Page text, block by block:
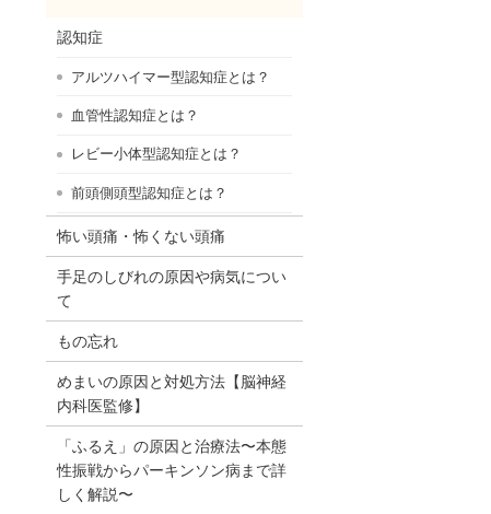
認知症
アルツハイマー型認知症とは？
血管性認知症とは？
レビー小体型認知症とは？
前頭側頭型認知症とは？
怖い頭痛・怖くない頭痛
手足のしびれの原因や病気につい
て
もの忘れ
めまいの原因と対処方法【脳神経
内科医監修】
「ふるえ」の原因と治療法〜本態
性振戦からパーキンソン病まで詳
しく解説〜